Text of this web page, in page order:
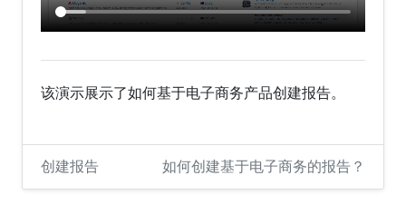
该演示展示了如何基于电子商务产品创建报告。
创建报告 如何创建基于电子商务的报告？